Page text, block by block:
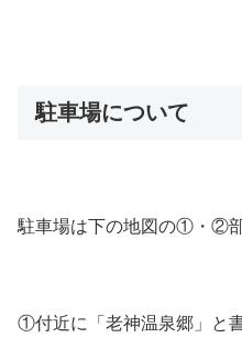
駐車場について
駐車場は下の地図の①・②部
①付近に「老神温泉郷」と